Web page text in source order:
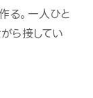
る。一人ひと
ら接してい